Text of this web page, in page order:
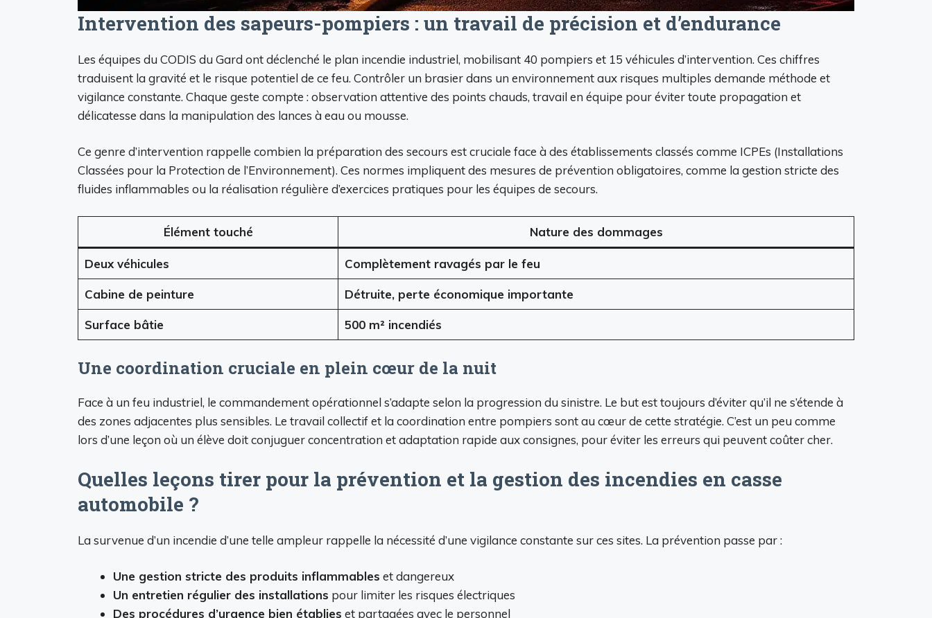
Intervention des sapeurs-pompiers : un travail de précision et d’endurance
Les équipes du CODIS du Gard ont déclenché le plan incendie industriel, mobilisant 40 pompiers et 15 véhicules d’intervention. Ces chiffres
traduisent la gravité et le risque potentiel de ce feu. Contrôler un brasier dans un environnement aux risques multiples demande méthode et
vigilance constante. Chaque geste compte : observation attentive des points chauds, travail en équipe pour éviter toute propagation et
délicatesse dans la manipulation des lances à eau ou mousse.
Ce genre d’intervention rappelle combien la préparation des secours est cruciale face à des établissements classés comme ICPEs (Installations
Classées pour la Protection de l’Environnement). Ces normes impliquent des mesures de prévention obligatoires, comme la gestion stricte des
fluides inflammables ou la réalisation régulière d’exercices pratiques pour les équipes de secours.
Élément touché Nature des dommages
Deux véhicules Complètement ravagés par le feu
Cabine de peinture Détruite, perte économique importante
Surface bâtie 500 m² incendiés
Une coordination cruciale en plein cœur de la nuit
Face à un feu industriel, le commandement opérationnel s’adapte selon la progression du sinistre. Le but est toujours d’éviter qu’il ne s’étende à
des zones adjacentes plus sensibles. Le travail collectif et la coordination entre pompiers sont au cœur de cette stratégie. C’est un peu comme
lors d’une leçon où un élève doit conjuguer concentration et adaptation rapide aux consignes, pour éviter les erreurs qui peuvent coûter cher.
Quelles leçons tirer pour la prévention et la gestion des incendies en casse
automobile ?
La survenue d’un incendie d’une telle ampleur rappelle la nécessité d’une vigilance constante sur ces sites. La prévention passe par :
Une gestion stricte des produits inflammables et dangereux
Un entretien régulier des installations pour limiter les risques électriques
Des procédures d’urgence bien établies et partagées avec le personnel